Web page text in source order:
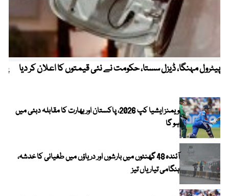
پیٹرول مہنگا، ڈیزل سستا، حکومت نے نئی قیمتوں کا اعلان کر دیا
ویمنز ایشیا کپ 2026، پاکستان اور بھارت کا مقابلہ دبئی میں
ہو گا
آئندہ 48 گھنٹوں میں بارشوں اور دریاؤں میں طغیانی کا خدشہ،
ہنگامی تیاریاں تیز